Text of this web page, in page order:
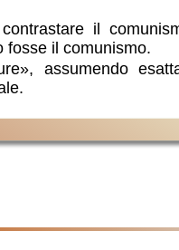
il
fosse il comunismo.
assumendo